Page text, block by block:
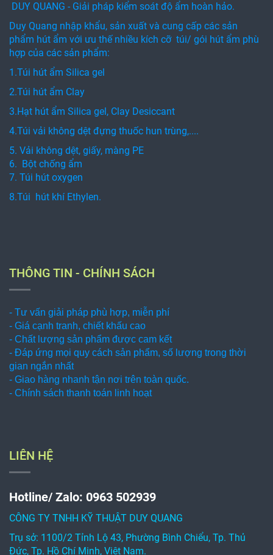
DUY QUANG - Giải pháp kiểm soát độ ẩm hoàn hảo.
Duy Quang nhập khẩu, sản xuất và cung cấp các sản
phẩm hút ẩm với ưu thế nhiều kích cỡ túi/ gói hút ẩm phù
hợp của các sản phẩm:
1.Túi hút ẩm Silica gel
2.Túi hút ẩm Clay
3.Hạt hút ẩm Silica gel, Clay Desiccant
4.Túi vải không dệt đựng thuốc hun trùng,....
5. Vải không dệt, giấy, màng PE
6. Bột chống ẩm
7. Túi hút oxygen
8.Túi hút khí Ethylen.
THÔNG TIN - CHÍNH SÁCH
- Tư vấn giải pháp phù hợp, miễn phí
- Giá cạnh tranh, chiết khấu cao
- Chất lượng sản phẩm được cam kết
- Đáp ứng mọi quy cách sản phẩm, số lượng trong thời
gian ngắn nhất
- Giao hàng nhanh tận nơi trên toàn quốc.
- Chính sách thanh toán linh hoạt
LIÊN HỆ
Hotline/ Zalo: 0963 502939
CÔNG TY TNHH KỸ THUẬT DUY QUANG
Trụ sở: 1100/2 Tỉnh Lộ 43, Phường Bình Chiểu, Tp. Thủ
Đức, Tp. Hồ Chí Minh, Việt Nam.